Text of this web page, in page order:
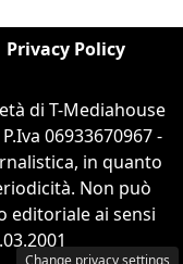
Privacy Policy
di T-Mediahouse
06933670967 -
in quanto
Non può
editoriale ai sensi
Change privacy settings